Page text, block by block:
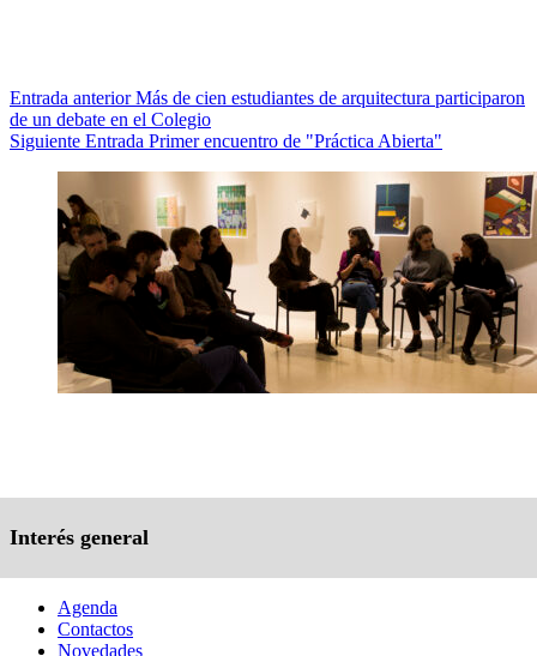
Entrada anteriorMás de cien estudiantes de arquitectura participaron
de un debate en el Colegio
Siguiente Entrada Primer encuentro de "Práctica Abierta"
Interés general
Agenda
Contactos
Novedades